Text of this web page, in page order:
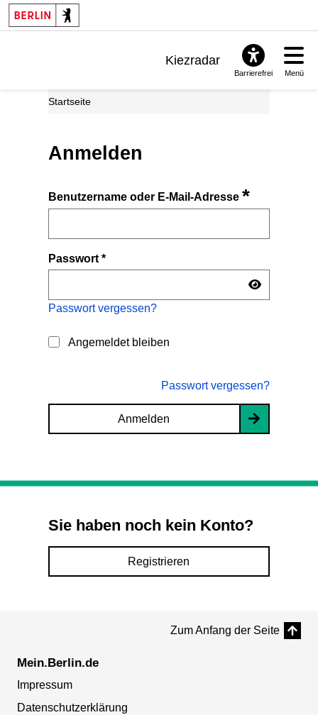
Kiezradar
Barrierefrei Menü
Startseite
Anmelden
Benutzername oder E-Mail-Adresse*
Passwort*
Passwort vergessen?
Angemeldet bleiben
Passwort vergessen?
Anmelden
Sie haben noch kein Konto?
Registrieren
Zum Anfang der Seite
Mein.Berlin.de
Impressum
Datenschutzerklärung